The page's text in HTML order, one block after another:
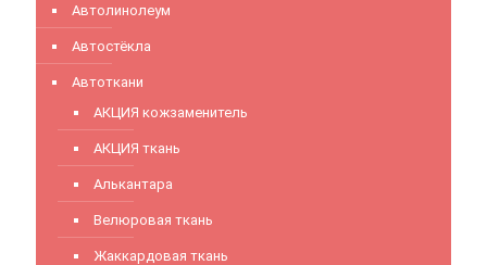
Автолинолеум
Автостёкла
Автоткани
АКЦИЯ кожзаменитель
АКЦИЯ ткань
Алькантара
Велюровая ткань
Жаккардовая ткань